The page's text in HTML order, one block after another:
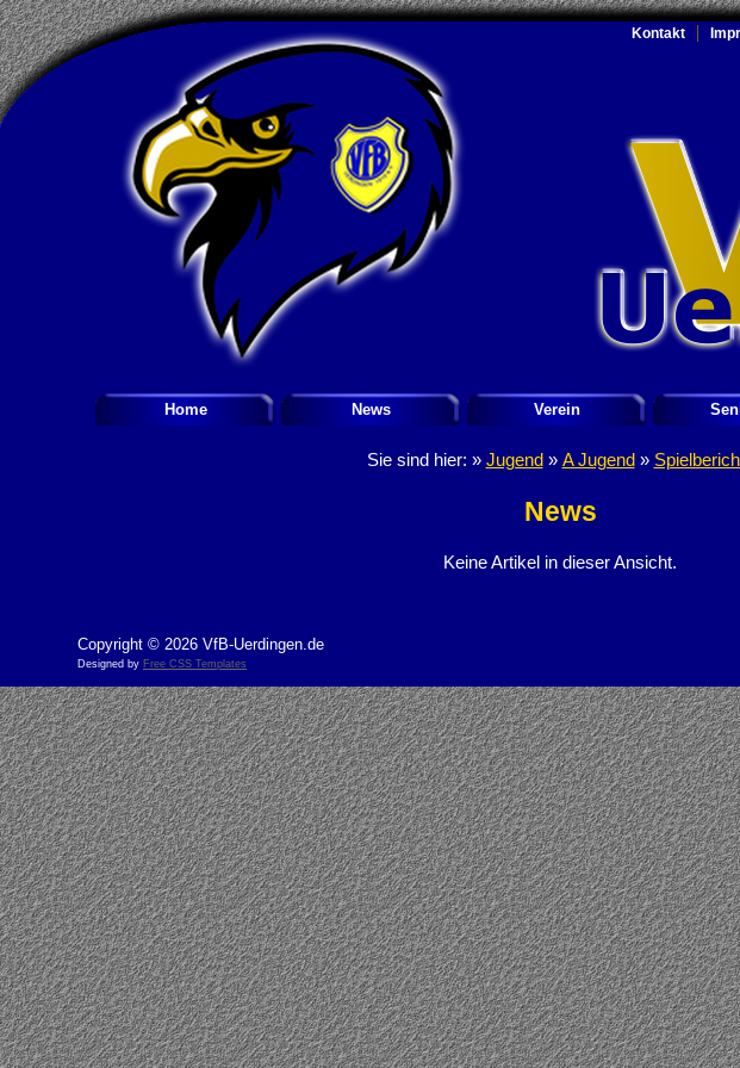
Kontakt
Home News Verein
Sie sind hier: » Jugend» A Jugend»
News
Keine Artikel in dieser Ansicht.
Copyright © 2026 VfB-Uerdingen.de
Designed by Free CSS Templates